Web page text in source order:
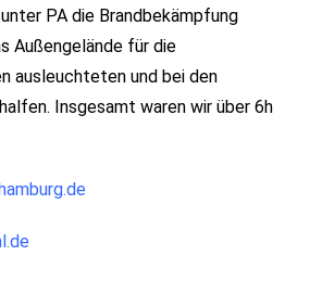
PA die Brandbekämpfung
Außengelände für die
ausleuchteten und bei den
Insgesamt waren wir über 6h